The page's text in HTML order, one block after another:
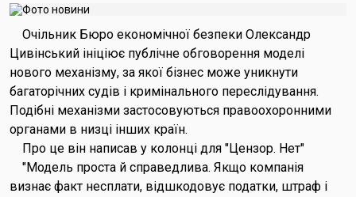
Очільник Бюро економічної безпеки Олександр
Цивінський ініціює публічне обговорення моделі
нового механізму, за якої бізнес може уникнути
багаторічних судів і кримінального переслідування.
Подібні механізми застосовуються правоохоронними
органами в низці інших країн.
Про це він написав у колонці для "Цензор. Нет"
"Модель проста й справедлива. Якщо компанія
визнає факт несплати, відшкодовує податки, штраф і